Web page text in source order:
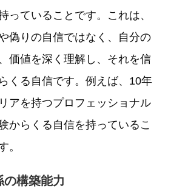
っていることです。これは、
偽りの自信ではなく、自分の
価値を深く理解し、それを信
くる自信です。例えば、10年
アを持つプロフェッショナル
からくる自信を持っているこ
。
構築能力